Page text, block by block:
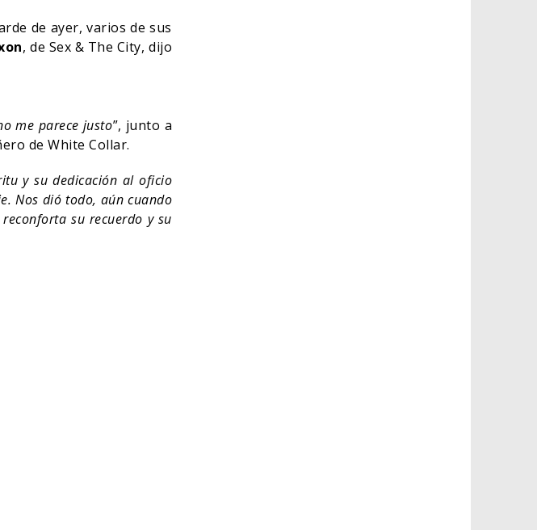
de ayer, varios de sus
, de Sex & The City, dijo
me parece justo”, junto a
de White Collar.
y su dedicación al oficio
Nos dió todo, aún cuando
su recuerdo y su